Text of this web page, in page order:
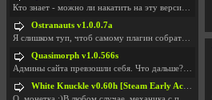
Кто знает - можно ли накатить на эту версию моды?
Ostranauts v1.0.0.7a
Я слишком туп, чтоб самому плагин собрать. И что-т
Quasimorph v1.0.566s
Админы сайта превзошли себя. Что дальше? Засунь се
White Knuckle v0.60h [Steam Early Access]